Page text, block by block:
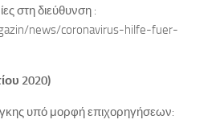
στη διεύθυνση :
news/coronavirus-hilfe-fuer-
2020)
υπό μορφή επιχορηγήσεων: